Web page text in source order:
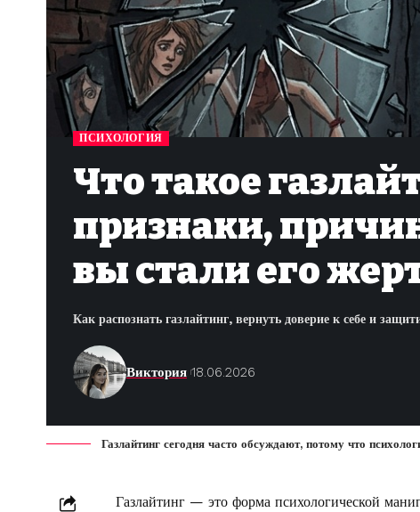
ПСИХОЛОГИЯ
Что такое
признаки,
вы стали его
Как распознать газлайтинг, вернуть доверие к себе и
Виктория 18.06.2026
Газлайтинг сегодня часто обсуждают, потому что
Газлайтинг — это форма психологической